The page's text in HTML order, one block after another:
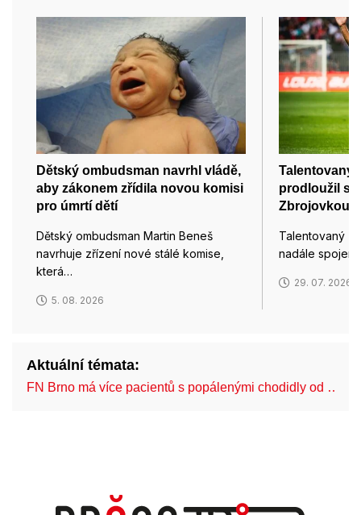
Dětský ombudsman navrhl vládě,
aby zákonem zřídila novou komisi
pro úmrtí dětí
Dětský ombudsman Martin Beneš
navrhuje zřízení nové stálé komise,
která…
5. 08. 2026
Talentovaný
prodloužil
Zbrojovkou
Talentovaný
nadále
29. 07. 2026
Aktuální témata:
FN Brno má více pacientů s popálenými chodidly od …